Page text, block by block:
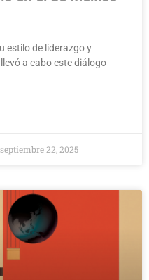
estilo de liderazgo y
a cabo este diálogo
septiembre 22, 2025